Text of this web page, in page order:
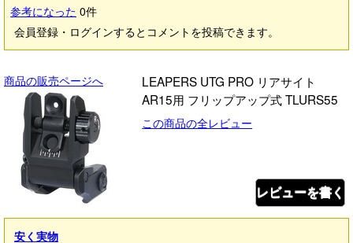
参考になった 0件
会員登録・ログインするとコメントを投稿できます。
商品の販売ページへ
LEAPERS UTG PRO リアサイト
AR15用 フリップアップ式 TLURS55
この商品の全レビュー
レビューを書く
安く実物